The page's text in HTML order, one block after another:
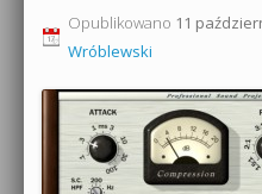
Opublikowano 11
Wróblewski